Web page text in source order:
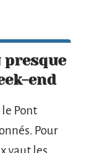
end
le Pont
Pour